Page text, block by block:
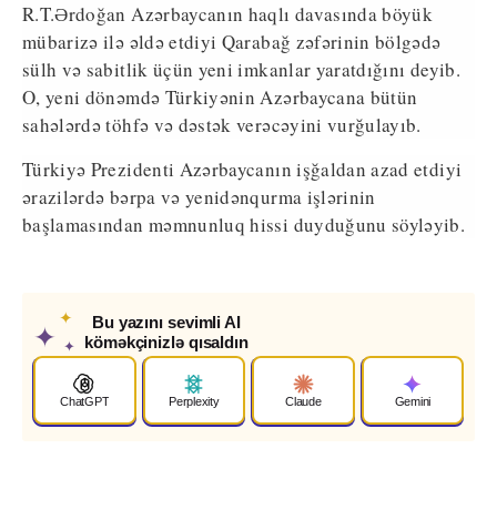
R.T.Ərdoğan Azərbaycanın haqlı davasında böyük
mübarizə ilə əldə etdiyi Qarabağ zəfərinin bölgədə
sülh və sabitlik üçün yeni imkanlar yaratdığını deyib.
O, yeni dönəmdə Türkiyənin Azərbaycana bütün
sahələrdə töhfə və dəstək verəcəyini vurğulayıb.
Türkiyə Prezidenti Azərbaycanın işğaldan azad etdiyi
ərazilərdə bərpa və yenidənqurma işlərinin
başlamasından məmnunluq hissi duyduğunu söyləyib.
✦
✦
✦
Bu yazını sevimli AI
köməkçinizlə qısaldın
ChatGPT Perplexity Claude Gemini